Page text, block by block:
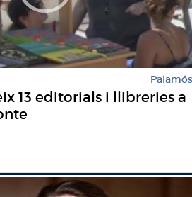
Palamós
13 editorials i llibreries a